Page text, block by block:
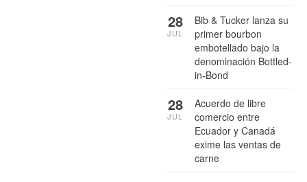
Bib & Tucker lanza su
primer bourbon
embotellado bajo la
denominación Bottled-
in-Bond
28
JUL
Acuerdo de libre
comercio entre
Ecuador y Canadá
exime las ventas de
carne
28
JUL